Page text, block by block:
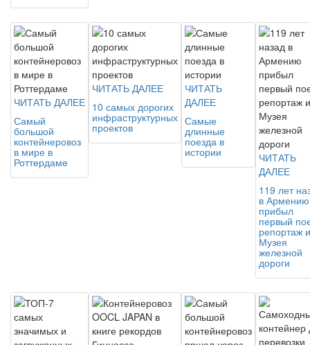
ЧИТАТЬ ДАЛЕЕ
Самый
большой
контейнеровоз
в мире в
Роттердаме
ЧИТАТЬ ДАЛЕЕ
10 самых дорогих
инфраструктурных
проектов
ЧИТАТЬ
ДАЛЕЕ
Самые
длинные
поезда в
истории
ЧИТАТЬ
ДАЛЕЕ
119 лет
в Армению
прибыл
первый
репортаж
Музея
железной
дороги